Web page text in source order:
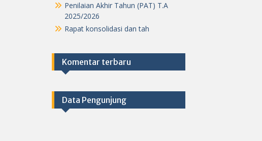
Penilaian Akhir Tahun (PAT) T.A
2025/2026
Rapat konsolidasi dan tah
Komentar terbaru
Data Pengunjung